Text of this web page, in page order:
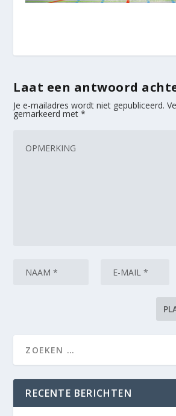
Laat een antwoord
Je e-mailadres wordt niet gepubliceerd.
gemarkeerd met*
RECENTE BERICHTEN